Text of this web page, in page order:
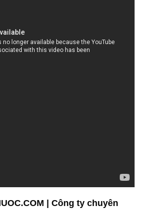
Hóa chất Đắc Trường Phát,
cậy trong ngành hóa chất tại